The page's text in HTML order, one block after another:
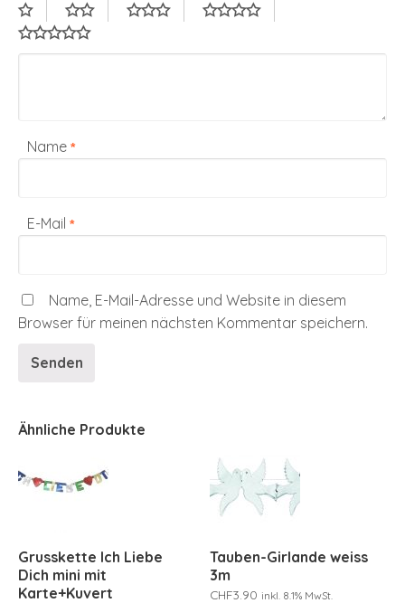
Name *
E-Mail *
Name, E-Mail-Adresse und Website in diesem
Browser für meinen nächsten Kommentar speichern.
Ähnliche Produkte
Grusskette Ich Liebe
Dich mini mit
Karte+Kuvert
Tauben-Girlande weiss
3m
CHF3.90 inkl. 8.1% MwSt.